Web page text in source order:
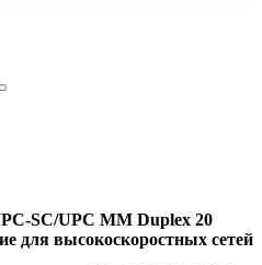
SC/UPC MM Duplex 20
для высокоскоростных сетей